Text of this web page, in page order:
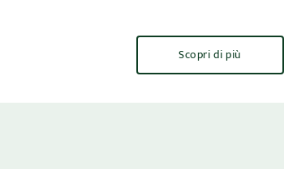
Scopri di più